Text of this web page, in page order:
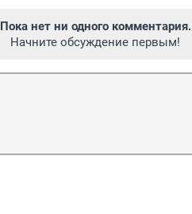
Пока нет ни одного комментария.
Начните обсуждение первым!